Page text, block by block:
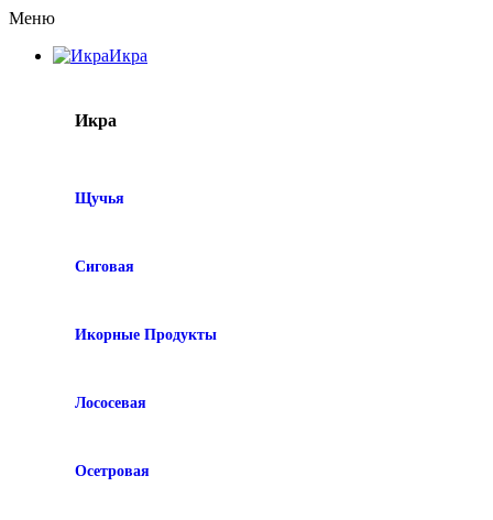
Меню
Икра
Икра
Щучья
Сиговая
Икорные Продукты
Лососевая
Осетровая